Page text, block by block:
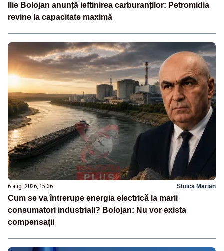
Ilie Bolojan anunță ieftinirea carburanților: Petromidia
revine la capacitate maximă
6 aug. 2026, 15:36 Stoica Marian
Cum se va întrerupe energia electrică la marii
consumatori industriali? Bolojan: Nu vor exista
compensații